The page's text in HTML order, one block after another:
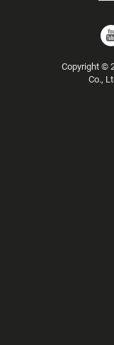
Copyright ©
Co.,